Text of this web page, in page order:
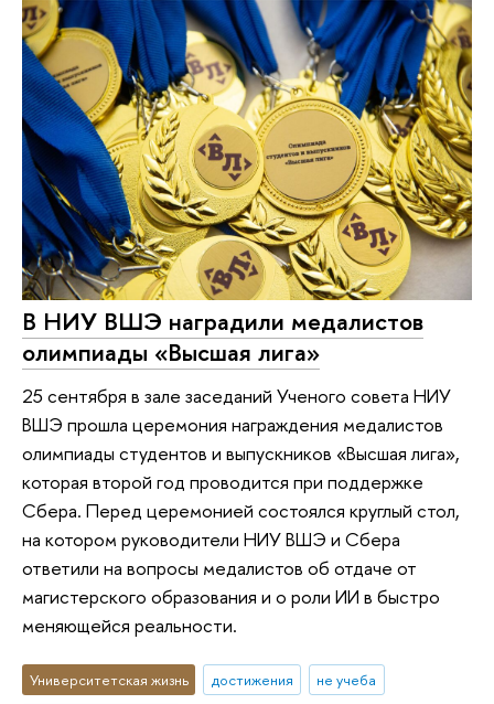
В НИУ ВШЭ наградили медалистов
олимпиады «Высшая лига»
25 сентября в зале заседаний Ученого совета НИУ
ВШЭ прошла церемония награждения медалистов
олимпиады студентов и выпускников «Высшая лига»,
которая второй год проводится при поддержке
Сбера. Перед церемонией состоялся круглый стол,
на котором руководители НИУ ВШЭ и Сбера
ответили на вопросы медалистов об отдаче от
магистерского образования и о роли ИИ в быстро
меняющейся реальности.
Университетская жизнь достижения
не учеба